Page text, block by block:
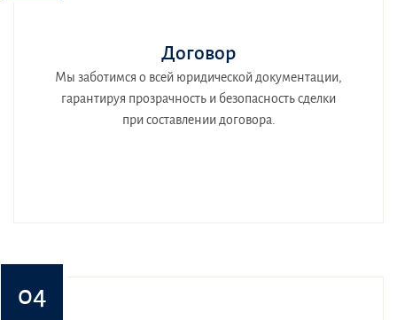
Договор
Мы заботимся о всей юридической документации,
гарантируя прозрачность и безопасность сделки
при составлении договора.
04